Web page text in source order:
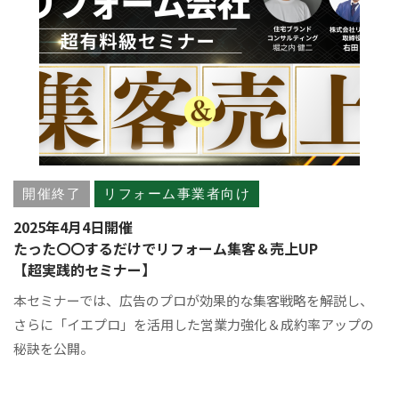
開催終了 リフォーム事業者向け
2025年4月4日開催
たった〇〇するだけでリフォーム集客＆売上UP
【超実践的セミナー】
本セミナーでは、広告のプロが効果的な集客戦略を解説し、
さらに「イエプロ」を活用した営業力強化＆成約率アップの
秘訣を公開。